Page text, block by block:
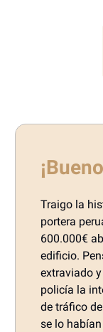
Traigo la
portera
600.000€
edificio.
extraviado
policía la
de tráfico
se lo